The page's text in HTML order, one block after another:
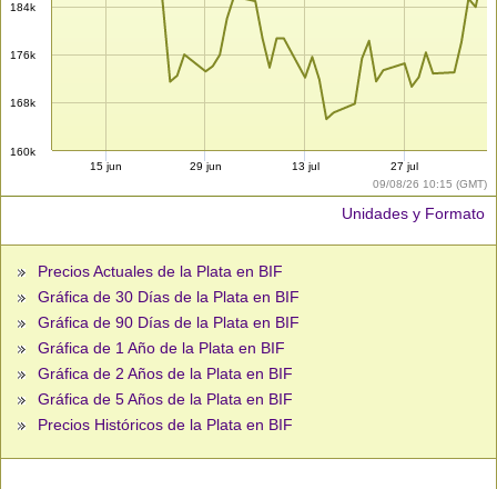
09/08/26 10:15 (GMT)
160k
168k
176k
184k
15 jun 29 jun 13 jul 27 jul
Unidades y Formato
Precios Actuales de la Plata en BIF
Gráfica de 30 Días de la Plata en BIF
Gráfica de 90 Días de la Plata en BIF
Gráfica de 1 Año de la Plata en BIF
Gráfica de 2 Años de la Plata en BIF
Gráfica de 5 Años de la Plata en BIF
Precios Históricos de la Plata en BIF